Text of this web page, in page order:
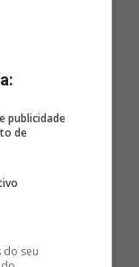
publicidade
de
do seu